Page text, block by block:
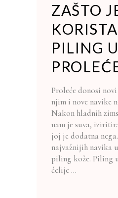
ZAŠTO
PILING U
Proleće donosi
njim i nove navike
Nakon hladnih
nam je suva,
joj je dodatna
najvažnijih navika
piling kože. Piling
ćelije